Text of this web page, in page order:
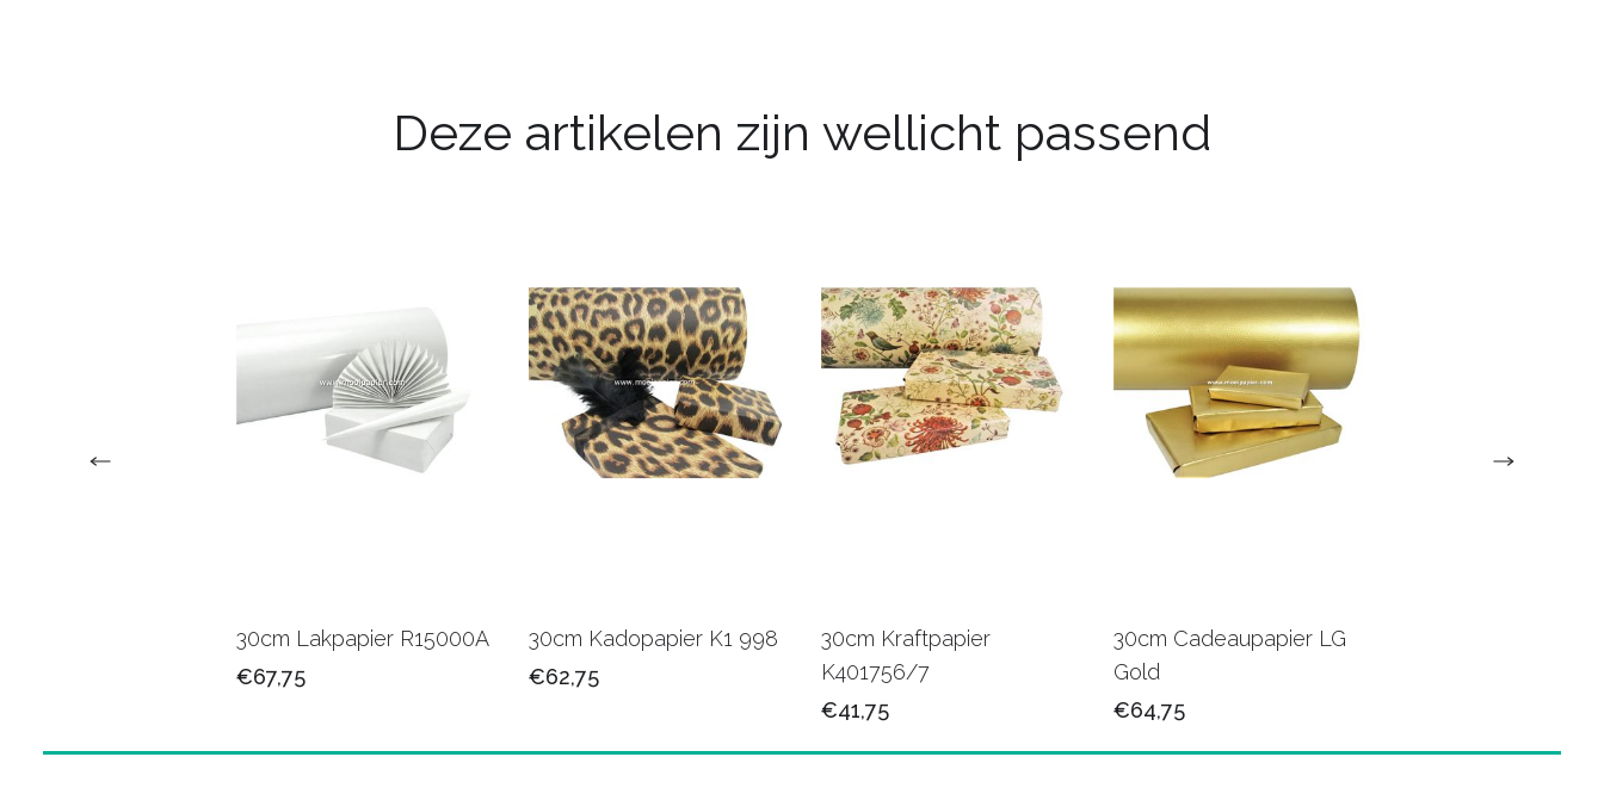
Deze artikelen zijn wellicht passend
30cm Lakpapier R15000A
€67,75
30cm Kadopapier K1 998
€62,75
30cm Kraftpapier
K401756/7
€41,75
30cm Cadeaupapier LG
Gold
€64,75